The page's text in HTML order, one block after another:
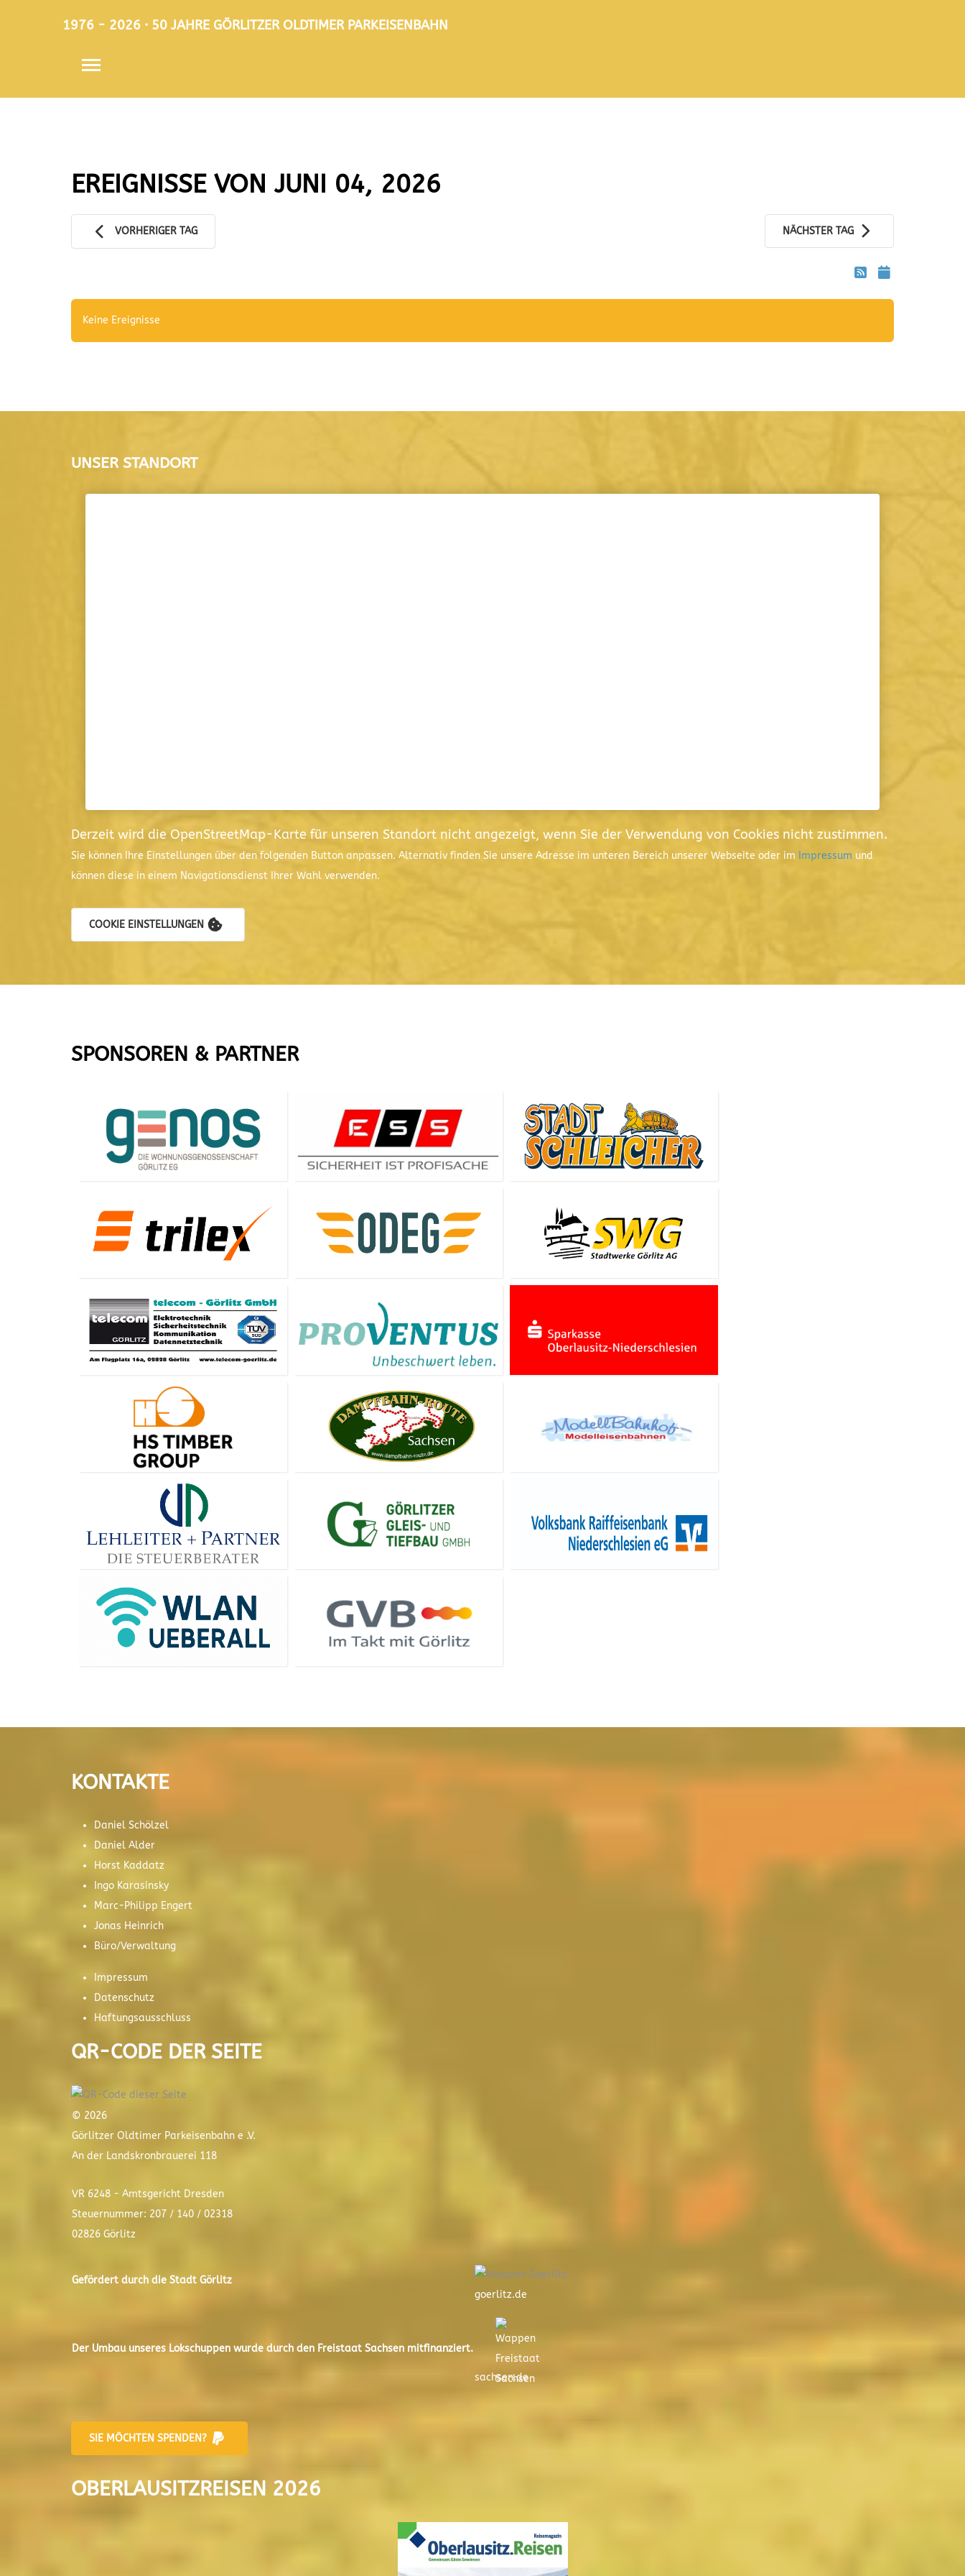
1976 - 2026 · 50 JAHRE GÖRLITZER OLDTIMER PARKEISENBAHN
EREIGNISSE VON JUNI 04, 2026
VORHERIGER TAG NÄCHSTER TAG
Keine Ereignisse
UNSER STANDORT
Derzeit wird die OpenStreetMap-Karte für unseren Standort nicht angezeigt, wenn Sie der Verwendung von Cookies nicht zustimmen.
Sie können Ihre Einstellungen über den folgenden Button anpassen. Alternativ finden Sie unsere Adresse im unteren Bereich unserer Webseite oder im Impressum und
können diese in einem Navigationsdienst Ihrer Wahl verwenden.
COOKIE EINSTELLUNGEN
SPONSOREN & PARTNER
KONTAKTE
Daniel Schölzel
Daniel Alder
Horst Kaddatz
Ingo Karasinsky
Marc-Philipp Engert
Jonas Heinrich
Büro/Verwaltung
Impressum
Datenschutz
Haftungsausschluss
QR-CODE DER SEITE
© 2026
Görlitzer Oldtimer Parkeisenbahn e .V.
An der Landskronbrauerei 118
VR 6248 - Amtsgericht Dresden
Steuernummer: 207 / 140 / 02318
02826 Görlitz
Gefördert durch die Stadt Görlitz
goerlitz.de
Der Umbau unseres Lokschuppen wurde durch den Freistaat Sachsen mitfinanziert.
sachsen.de
SIE MÖCHTEN SPENDEN?
OBERLAUSITZREISEN 2026